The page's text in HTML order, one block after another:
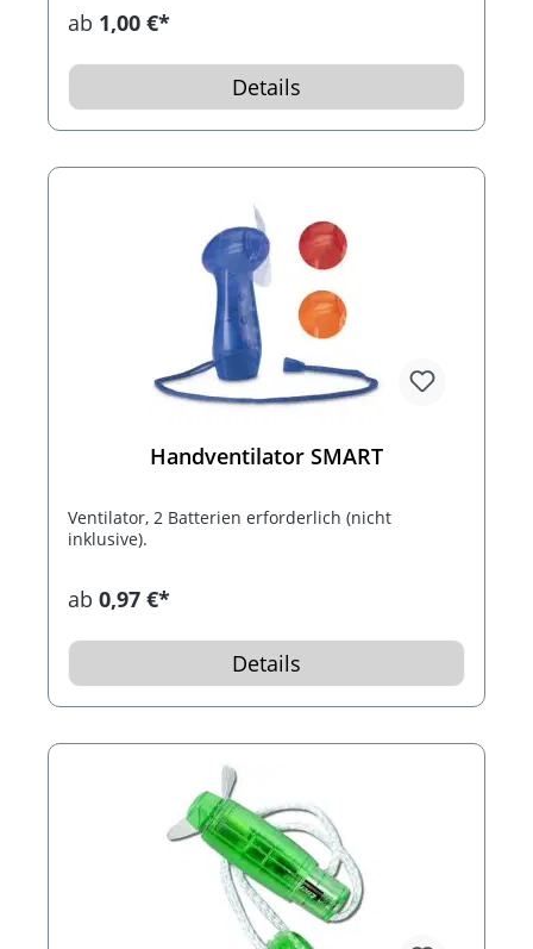
Band zum Umhängen.Lieferung ohne Batterien
ab 1,00 €*
Details
Handventilator SMART
Ventilator, 2 Batterien erforderlich (nicht
inklusive).
ab 0,97 €*
Details